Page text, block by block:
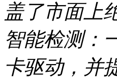
盖了市面上
智能检测：
卡驱动，并